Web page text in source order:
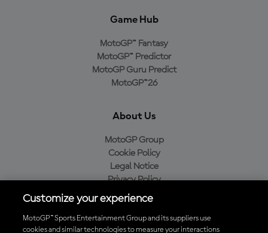
Game Hub
MotoGP™ Fantasy
MotoGP™ Predictor
MotoGP Guru Predict
MotoGP™26
About Us
MotoGP Group
Cookie Policy
Legal Notice
Privacy Policy
Purchase Policy
Customize your experience
MotoGP™ Sports Entertainment Group and its suppliers use
cookies and similar technologies to measure your interactions